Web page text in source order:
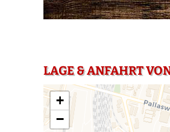
LAGE & ANFAHRT
+
−